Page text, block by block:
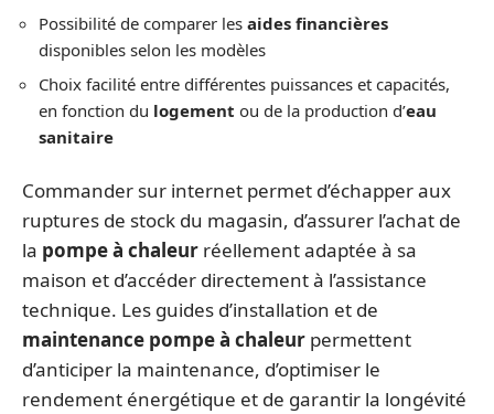
Possibilité de comparer les aides financières
disponibles selon les modèles
Choix facilité entre différentes puissances et capacités,
en fonction du logement ou de la production d’eau
sanitaire
Commander sur internet permet d’échapper aux
ruptures de stock du magasin, d’assurer l’achat de
la pompe à chaleur réellement adaptée à sa
maison et d’accéder directement à l’assistance
technique. Les guides d’installation et de
maintenance pompe à chaleur permettent
d’anticiper la maintenance, d’optimiser le
rendement énergétique et de garantir la longévité